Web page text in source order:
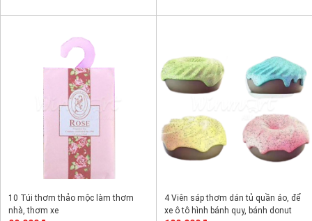
10 Túi thơm thảo mộc làm thơm
nhà, thơm xe
4 Viên sáp thơm dán tủ quần áo, để
xe ô tô hình bánh quy, bánh donut